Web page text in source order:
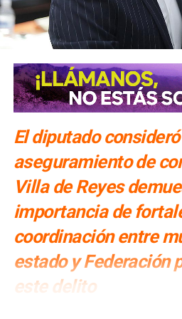
El diputado
aseguramiento de
Villa de Reyes
importancia de
coordinación entre
estado y Federación
este delito